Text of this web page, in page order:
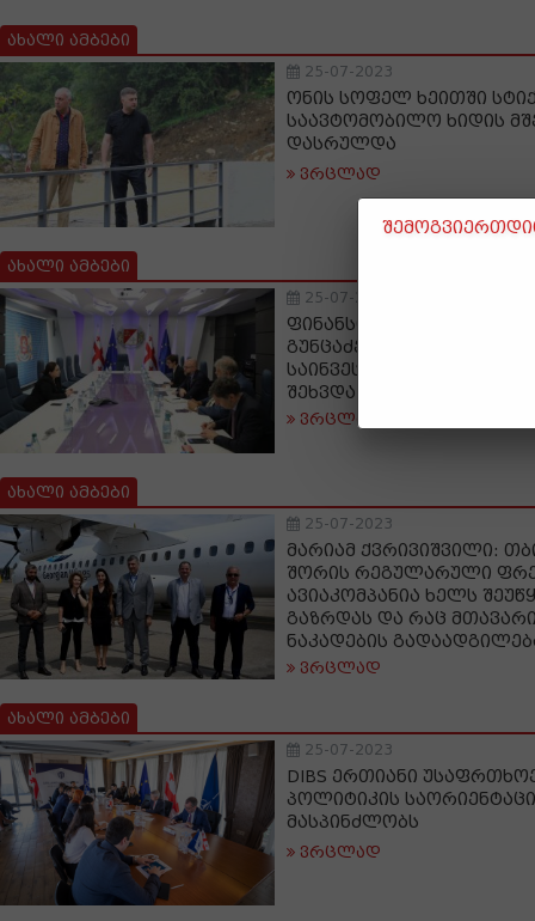
ახალი ამბები
25-07-2023
ონის სოფელ ხეითში
საავტომობილო ხიდის
დასრულდა
ვრცლად
ახალი ამბები
25-07-2023
ფინანსთა მინისტრის
გუნცაძე აზიის
საინვესტიციო ბანკის
შეხვდა
ვრცლად
ახალი ამბები
25-07-2023
მარიამ ქვრივიშვილი:
შორის რეგულარული
ავიაკომპანია ხელს
გაზრდას და რაც
ნაკადების
ვრცლად
ახალი ამბები
25-07-2023
DIBS ერთიანი
პოლიტიკის
მასპინძლობს
ვრცლად